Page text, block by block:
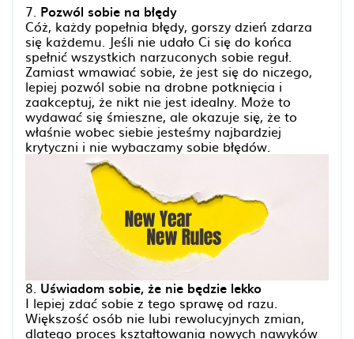
7. Pozwól sobie na błędy
Cóż, każdy popełnia błędy, gorszy dzień zdarza
się każdemu. Jeśli nie udało Ci się do końca
spełnić wszystkich narzuconych sobie reguł.
Zamiast wmawiać sobie, że jest się do niczego,
lepiej pozwól sobie na drobne potknięcia i
zaakceptuj, że nikt nie jest idealny. Może to
wydawać się śmieszne, ale okazuje się, że to
właśnie wobec siebie jesteśmy najbardziej
krytyczni i nie wybaczamy sobie błędów.
8. Uświadom sobie, że nie będzie lekko
I lepiej zdać sobie z tego sprawę od razu.
Większość osób nie lubi rewolucyjnych zmian,
dlatego proces kształtowania nowych nawyków